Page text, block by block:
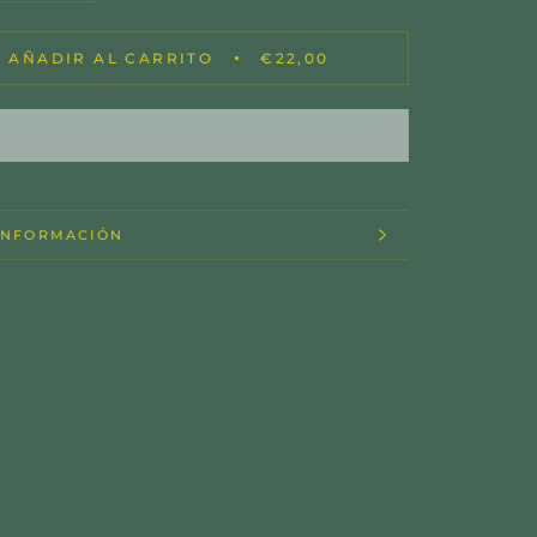
AÑADIR AL CARRITO €22,00